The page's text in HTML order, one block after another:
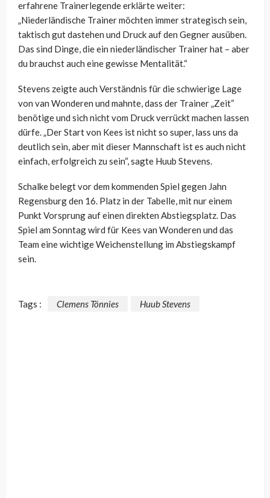
erfahrene Trainerlegende erklärte weiter:
„Niederländische Trainer möchten immer strategisch sein,
taktisch gut dastehen und Druck auf den Gegner ausüben.
Das sind Dinge, die ein niederländischer Trainer hat – aber
du brauchst auch eine gewisse Mentalität.“
Stevens zeigte auch Verständnis für die schwierige Lage
von van Wonderen und mahnte, dass der Trainer „Zeit“
benötige und sich nicht vom Druck verrückt machen lassen
dürfe. „Der Start von Kees ist nicht so super, lass uns da
deutlich sein, aber mit dieser Mannschaft ist es auch nicht
einfach, erfolgreich zu sein“, sagte Huub Stevens.
Schalke belegt vor dem kommenden Spiel gegen Jahn
Regensburg den 16. Platz in der Tabelle, mit nur einem
Punkt Vorsprung auf einen direkten Abstiegsplatz. Das
Spiel am Sonntag wird für Kees van Wonderen und das
Team eine wichtige Weichenstellung im Abstiegskampf
sein.
Tags : Clemens Tönnies Huub Stevens